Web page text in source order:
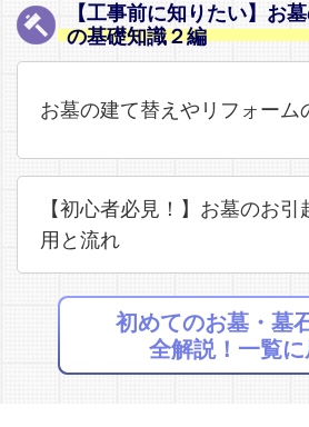
【工事前に知りたい】お
の基礎知識２編
お墓の建て替えやリフォーム
【初心者必見！】お墓のお
用と流れ
初めてのお墓・墓
全解説！一覧に